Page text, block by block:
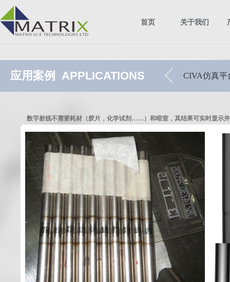
首页 关于我们
应用案例 APPLICATIONS CIVA仿真平
数字射线不需要耗材（胶片，化学试剂……）和暗室，其结果可实时显示